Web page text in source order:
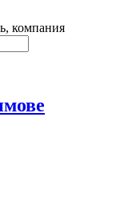
компания